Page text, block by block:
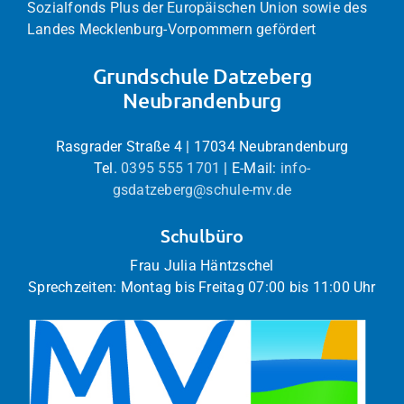
Sozialfonds Plus der Europäischen Union sowie des
Landes Mecklenburg-Vorpommern gefördert
Grundschule Datzeberg
Neubrandenburg
Rasgrader Straße 4 | 17034 Neubrandenburg
Tel. 0395 555 1701 | E-Mail: info-
gsdatzeberg@schule-mv.de
Schulbüro
Frau Julia Häntzschel
Sprechzeiten: Montag bis Freitag 07:00 bis 11:00 Uhr